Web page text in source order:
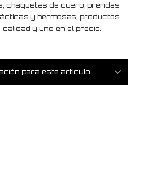
chaquetas de cuero, prendas
y hermosas, productos
y uno en el precio.
para este artículo